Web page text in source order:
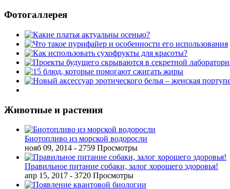
Фотогаллерея
Животные и растения
Биотопливо из морской водоросли
нояб 09, 2014 - 2759 Просмотры
Правильное питание собаки, залог хорошего здоровья!
апр 15, 2017 - 3720 Просмотры